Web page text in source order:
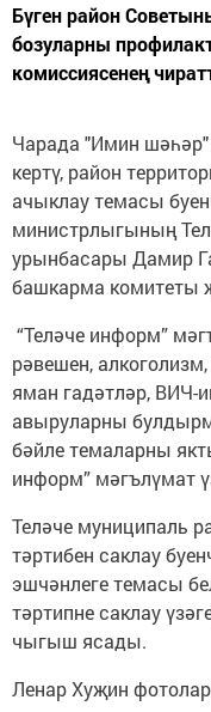
Бүген район
бозуларны
комиссиясенең
Чарада "Имин
кертү, район
ачыклау темасы
министрлыгының
урынбасары Дамир
башкарма комитеты
“Теләче информ”
рәвешен,
яман гадәтләр, ВИЧ-
авыруларны
бәйле темаларны
информ” мәгълүмат
Теләче муниципаль
тәртибен саклау
эшчәнлеге темасы
тәртипне саклау
чыгыш ясады.
Ленар Хуҗин